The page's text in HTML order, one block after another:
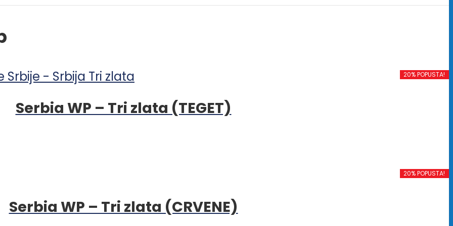
20% POPUSTA!
Serbia WP – Tri zlata (TEGET)
20% POPUSTA!
Serbia WP – Tri zlata (CRVENE)